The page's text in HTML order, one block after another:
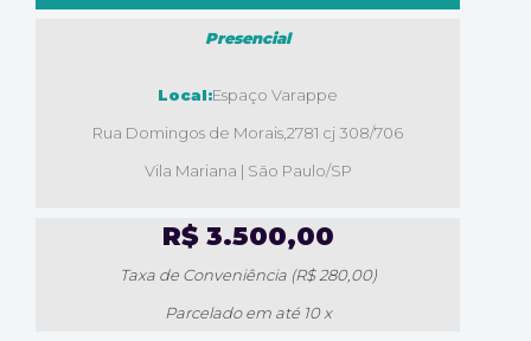
Presencial
Local:Espaço Varappe
Rua Domingos de Morais,2781 cj 308/706
Vila Mariana | São Paulo/SP
R$ 3.500,00
Taxa de Conveniência (R$ 280,00)
Parcelado em até 10 x